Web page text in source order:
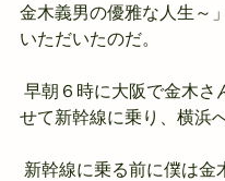
金木義男の優雅な人生～
いただいたのだ。
せて新幹線に乗り、横浜へ
新幹線に乗る前に僕は金